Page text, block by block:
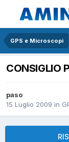
GPS e Microscopi
CONSIGLIO
paso
15 Luglio 2009 in